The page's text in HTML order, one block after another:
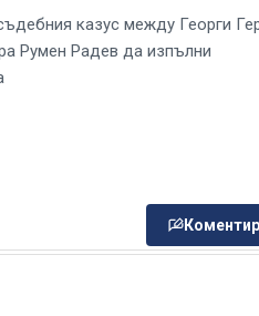
казус между Георги
Румен Радев да изпълни